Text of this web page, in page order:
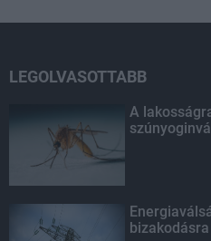
LEGOLVASOTTABB
A